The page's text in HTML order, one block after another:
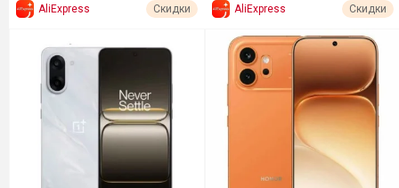
AliExpress Скидки AliExpress Скидки